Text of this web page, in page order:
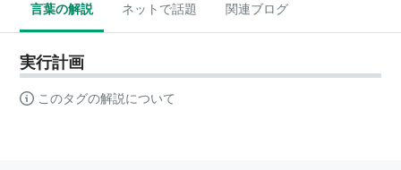
言葉の解説 ネットで話題 関連ブログ
実行計画
このタグの解説について